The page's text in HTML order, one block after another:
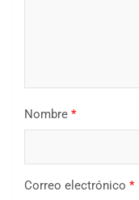
Nombre *
Correo electrónico *